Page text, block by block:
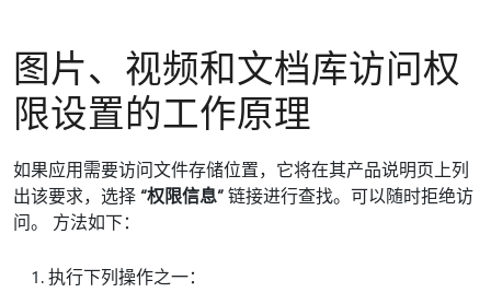
图片、视频和文档库访问权
限设置的工作原理
如果应用需要访问文件存储位置，它将在其产品说明页上列
出该要求，选择“权限信息”链接进行查找。可以随时拒绝访
问。 方法如下：
执行下列操作之一：